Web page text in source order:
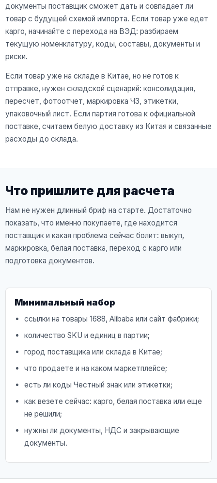
документы поставщик сможет дать и совпадает ли
товар с будущей схемой импорта. Если товар уже едет
карго, начинайте с перехода на ВЭД: разбираем
текущую номенклатуру, коды, составы, документы и
риски.
Если товар уже на складе в Китае, но не готов к
отправке, нужен складской сценарий: консолидация,
пересчет, фотоотчет, маркировка ЧЗ, этикетки,
упаковочный лист. Если партия готова к официальной
поставке, считаем белую доставку из Китая и связанные
расходы до склада.
Что пришлите для расчета
Нам не нужен длинный бриф на старте. Достаточно
показать, что именно покупаете, где находится
поставщик и какая проблема сейчас болит: выкуп,
маркировка, белая поставка, переход с карго или
подготовка документов.
Минимальный набор
ссылки на товары 1688, Alibaba или сайт фабрики;
количество SKU и единиц в партии;
город поставщика или склада в Китае;
что продаете и на каком маркетплейсе;
есть ли коды Честный знак или этикетки;
как везете сейчас: карго, белая поставка или еще
не решили;
нужны ли документы, НДС и закрывающие
документы.